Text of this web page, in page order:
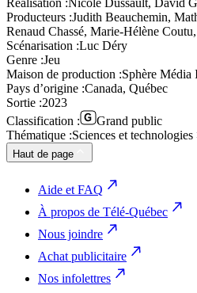
Producteurs :Judith Beauchemin,
Renaud Chassé, Marie-Hélène
Scénarisation :Luc Déry
Genre :Jeu
Maison de production :Sphère Média
Pays d’origine :Canada, Québec
Sortie :2023
Classification :
Grand public
Thématique :Sciences et
Haut de page
Aide et FAQ
À propos de Télé-Québec
Nous joindre
Achat publicitaire
Nos infolettres